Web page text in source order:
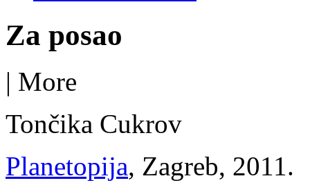
Za posao
| More
Tončika Cukrov
Planetopija, Zagreb, 2011.